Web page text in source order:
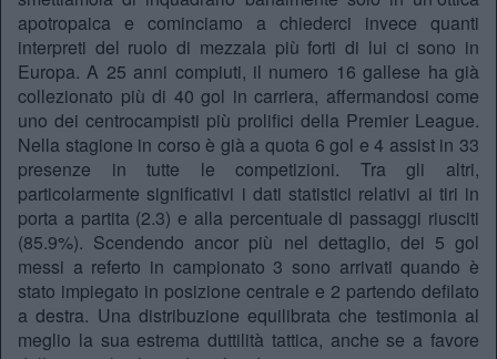
apotropaica e cominciamo a chiederci invece quanti
interpreti del ruolo di mezzala più forti di lui ci sono in
Europa. A 25 anni compiuti, il numero 16 gallese ha già
collezionato più di 40 gol in carriera, affermandosi come
uno dei centrocampisti più prolifici della Premier League.
Nella stagione in corso è già a quota 6 gol e 4 assist in 33
presenze in tutte le competizioni. Tra gli altri,
particolarmente significativi i dati statistici relativi ai tiri in
porta a partita (2.3) e alla percentuale di passaggi riusciti
(85.9%). Scendendo ancor più nel dettaglio, dei 5 gol
messi a referto in campionato 3 sono arrivati quando è
stato impiegato in posizione centrale e 2 partendo defilato
a destra. Una distribuzione equilibrata che testimonia al
meglio la sua estrema duttilità tattica, anche se a favore